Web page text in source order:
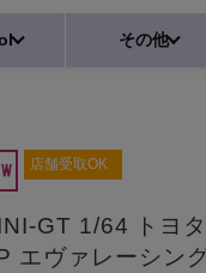
その他
店舗受取OK
GT 1/64 トヨ
エヴァレーシン